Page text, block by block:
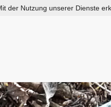
der Nutzung unserer Dienste